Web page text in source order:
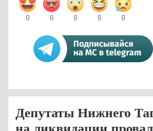
0 0 0 0 0
Депутаты Нижнего